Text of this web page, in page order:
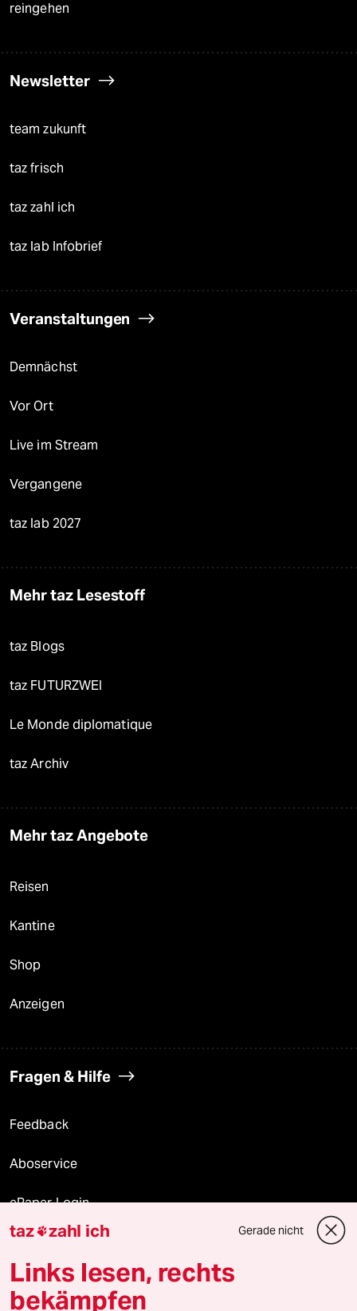
reingehen
Newsletter
team zukunft
taz frisch
taz zahl ich
taz lab Infobrief
Veranstaltungen
Demnächst
Vor Ort
Live im Stream
Vergangene
taz lab 2027
Mehr taz Lesestoff
taz Blogs
taz FUTURZWEI
Le Monde diplomatique
taz Archiv
Mehr taz Angebote
Reisen
Kantine
Shop
Anzeigen
Fragen & Hilfe
Feedback
Aboservice
ePaper Login
Downloads für Abonnierende
taz zahl ich Gerade nicht
Links lesen, rechts
bekämpfen